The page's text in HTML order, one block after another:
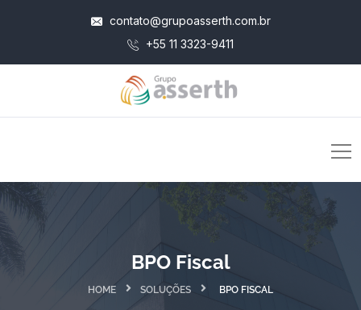
contato@grupoasserth.com.br
+55 11 3323-9411
BPO Fiscal
HOME SOLUÇÕES BPO FISCAL